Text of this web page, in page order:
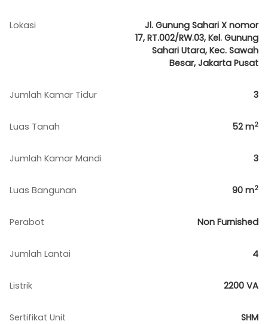
Lokasi
Jl. Gunung Sahari X nomor
17, RT.002/RW.03, Kel. Gunung
Sahari Utara, Kec. Sawah
Besar, Jakarta Pusat
Jumlah Kamar Tidur 3
Luas Tanah 52m2
Jumlah Kamar Mandi 3
Luas Bangunan 90 m2
Perabot Non Furnished
Jumlah Lantai 4
Listrik 2200 VA
Sertifikat Unit SHM